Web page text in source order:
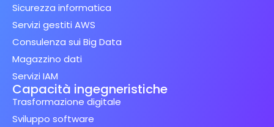
Sicurezza informatica
Servizi gestiti AWS
Consulenza sui Big Data
Magazzino dati
Servizi IAM
Capacità ingegneristiche
Trasformazione digitale
Sviluppo software